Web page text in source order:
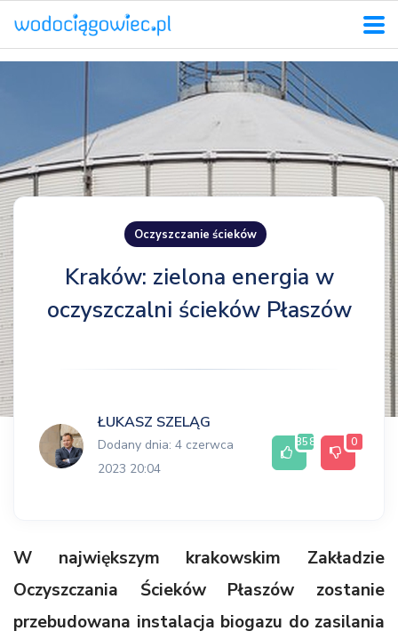
Oczyszczanie ścieków
Kraków: zielona energia w
oczyszczalni ścieków Płaszów
ŁUKASZ SZELĄG
Dodany dnia: 4 czerwca
2023 20:04
358 0
W największym krakowskim Zakładzie
Oczyszczania Ścieków Płaszów zostanie
przebudowana instalacja biogazu do zasilania